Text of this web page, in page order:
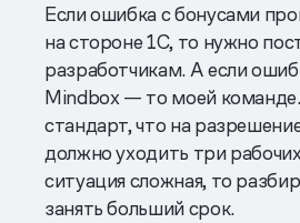
Если ошибка с бонусами
на стороне 1С, то нужно
разработчикам. А если
Mindbox — то моей команде.
стандарт, что на
должно уходить три
ситуация сложная, то
занять больший срок.